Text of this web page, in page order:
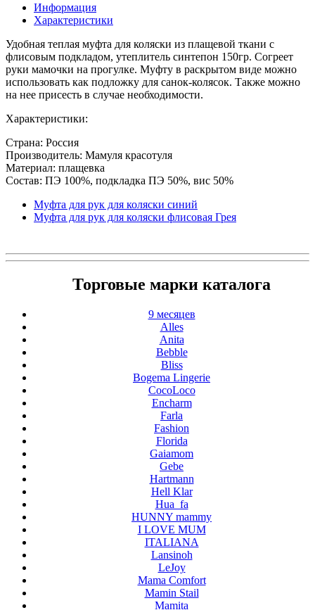
Информация
Характеристики
Удобная теплая муфта для коляски из плащевой ткани с
флисовым подкладом, утеплитель синтепон 150гр. Согреет
руки мамочки на прогулке. Муфту в раскрытом виде можно
использовать как подложку для санок-колясок. Также можно
на нее присесть в случае необходимости.
Характеристики:
Страна: Россия
Производитель: Мамуля красотуля
Материал: плащевка
Состав: ПЭ 100%, подкладка ПЭ 50%, вис 50%
Муфта для рук для коляски синий
Муфта для рук для коляски флисовая Грея
Торговые марки каталога
9 месяцев
Alles
Anita
Bebble
Bliss
Bogema Lingerie
CocoLoco
Encharm
Farla
Fashion
Florida
Gaiamom
Gebe
Hartmann
Hell Klar
Hua_fa
HUNNY mammy
I LOVE MUM
ITALIANA
Lansinoh
LeJoy
Mama Comfort
Mamin Stail
Mamita